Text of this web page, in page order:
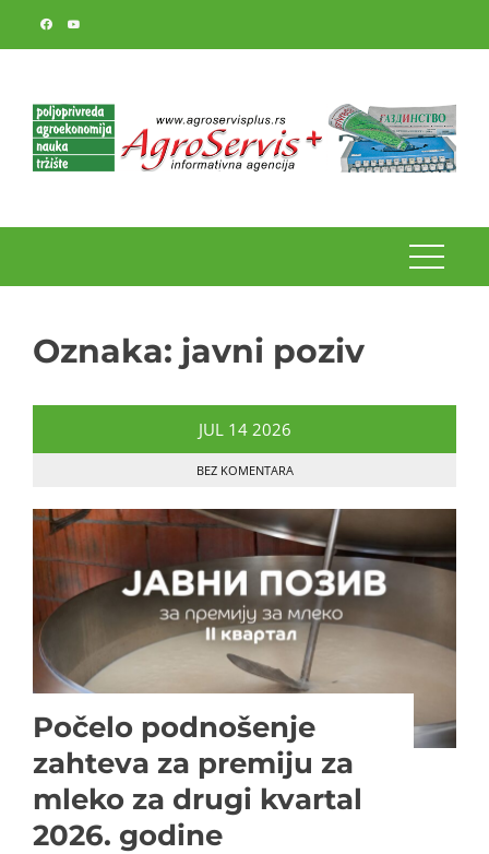
Oznaka: javni poziv
JUL 14 2026
BEZ KOMENTARA
Počelo podnošenje
zahteva za premiju za
mleko za drugi kvartal
2026. godine